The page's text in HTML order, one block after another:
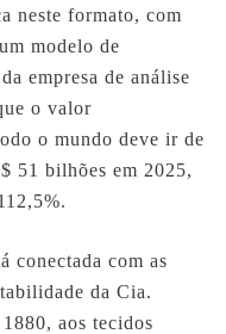
neste formato, com
modelo de
empresa de análise
o valor
o mundo deve ir de
51 bilhões em 2025,
conectada com as
da Cia.
aos tecidos